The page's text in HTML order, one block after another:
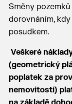
Směny
dorovnáním,
posudkem.
Veškeré
(geometrický
poplatek za
nemovitostí)